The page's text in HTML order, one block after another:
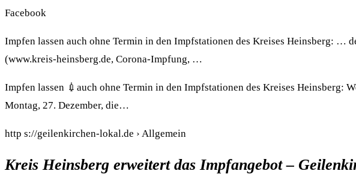
Facebook
Impfen lassen auch ohne Termin in den Impfstationen des Kreises Heinsberg: …
(www.kreis-heinsberg.de, Corona-Impfung, …
Impfen lassen 💉auch ohne Termin in den Impfstationen des Kreises Heinsberg:
Montag, 27. Dezember, die…
http s://geilenkirchen-lokal.de › Allgemein
Kreis Heinsberg erweitert das Impfangebot –